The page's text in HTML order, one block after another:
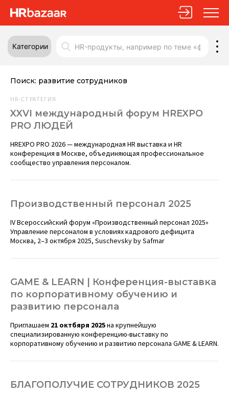
Категории
Поиск: развитие сотрудников
HR-СТРАТЕГИЯ
XXVI международный форум HREXPO
PRO ЛЮДЕЙ
HREXPO PRO 2026 — международная HR выставка и HR
конференция в Москве, объединяющая профессиональное
сообщество управления персоналом.
Производственный персонал 2025
IV Всероссийский форум «Производственный персонал 2025»
Управление персоналом в условиях кадрового дефицита
Москва, 2–3 октября 2025, Suschevsky by Safmar
GAME & LEARN | Конференция-выставка
по корпоративному обучению и
развитию персонала
Приглашаем 21 октбяря 2025на крупнейшую
специализированную конференцию-выставку по
корпоративному обучению и развитию персонала GAME & LEARN.
БЛАГОПОЛУЧИЕ СОТРУДНИКОВ 2025